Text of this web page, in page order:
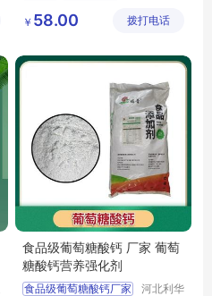
干酪素生产厂家
剂有限公
￥ 58.00 拨打电话
食品级葡萄糖酸钙 厂家 葡萄
糖酸钙营养强化剂
食品级葡萄糖酸钙厂家
河北利华